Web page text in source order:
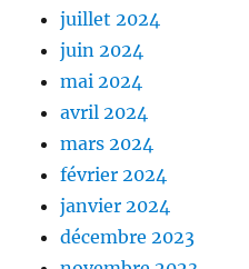
juillet 2024
juin 2024
mai 2024
avril 2024
mars 2024
février 2024
janvier 2024
décembre 2023